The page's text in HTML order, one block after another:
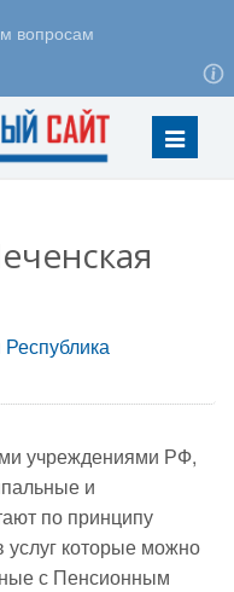
Меню
учреждениями РФ,
и
по принципу
услуг которые можно
с Пенсионным